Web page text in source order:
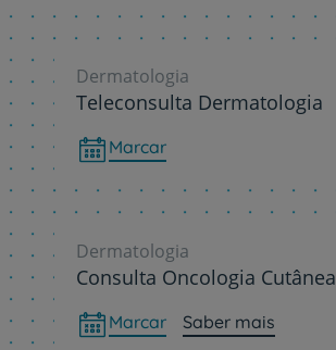
Dermatologia
Teleconsulta Dermatologia
Marcar
Dermatologia
Consulta Oncologia Cutânea
Marcar Saber mais